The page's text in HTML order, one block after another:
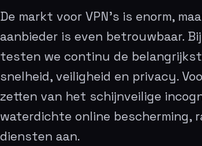
De markt voor VPN’s is enorm,
aanbieder is even betrouwbaar. Bij
testen we continu de
snelheid, veiligheid en privacy.
zetten van het schijnveilige
waterdichte online bescherming,
diensten aan.